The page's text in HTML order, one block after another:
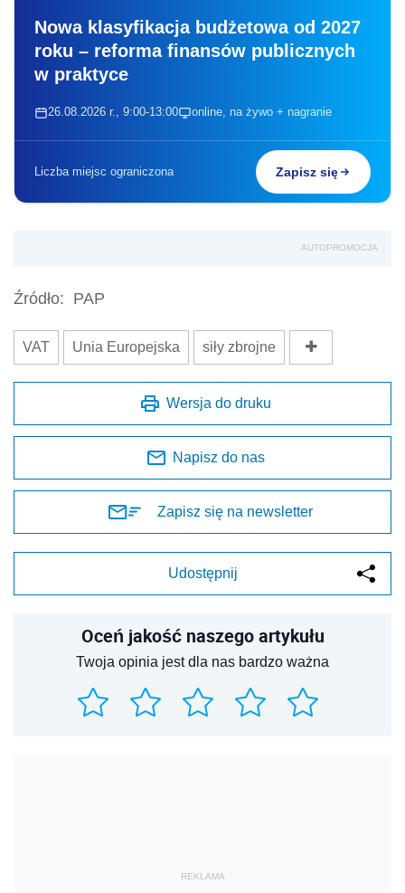
Nowa klasyfikacja budżetowa od 2027
roku – reforma finansów publicznych
w praktyce
26.08.2026 r., 9:00-13:00 online, na żywo + nagranie
Liczba miejsc ograniczona Zapisz się
AUTOPROMOCJA
Źródło: PAP
VAT Unia Europejska siły zbrojne
Wersja do druku
Napisz do nas
Zapisz się na newsletter
Udostępnij
Oceń jakość naszego artykułu
Twoja opinia jest dla nas bardzo ważna
REKLAMA